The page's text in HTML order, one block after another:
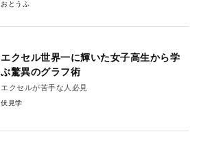
おとうふ
エクセル世界一に輝いた女子高生から学
ぶ驚異のグラフ術
エクセルが苦手な人必見
伏見学